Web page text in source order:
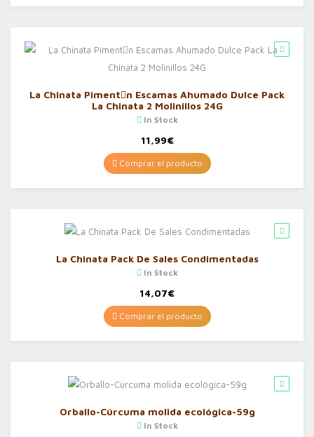
La Chinata Piment󮠅n Escamas Ahumado Dulce Pack
La Chinata 2 Molinillos 24G
In Stock
11,99€
Comprar el producto
La Chinata Pack De Sales Condimentadas
In Stock
14,07€
Comprar el producto
Orballo-Cúrcuma molida ecológica-59g
In Stock